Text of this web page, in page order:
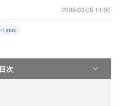
2009/03/05 14:00
Linux
目次